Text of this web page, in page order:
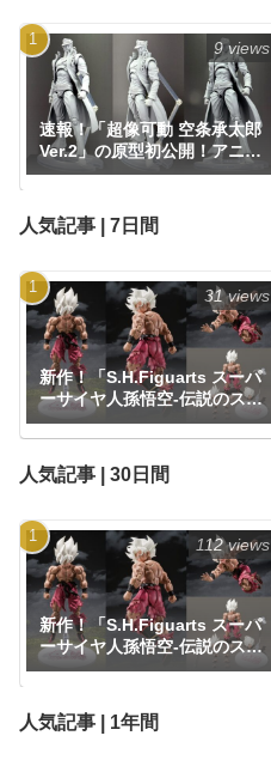
速報！「超像可動 空条承太郎
Ver.2」の原型初公開！アニメ
『ジョジョの奇妙な冒険 第3
ス』
9 views
人気記事 | 7日間
新作！「S.H.Figuarts スーパ
ーサイヤ人孫悟空-伝説のスー
パーサイヤ人--ゲンキダマツ
リEdition-」がプレミアムバ
ンダイにて抽選販売で登場！
『ドラゴンボール』｜定価
予定
31 views
人気記事 | 30日間
新作！「S.H.Figuarts スーパ
ーサイヤ人孫悟空-伝説のスー
パーサイヤ人--ゲンキダマツ
ンダイにて抽選販売で登場！
『ドラゴンボール』｜定価
112 views
人気記事 | 1年間